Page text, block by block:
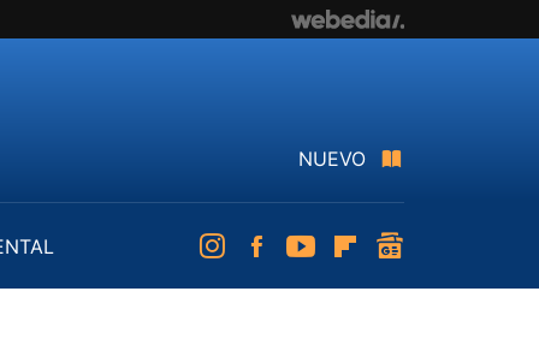
NUEVO
InstagramFacebookYoutubeFlipboard